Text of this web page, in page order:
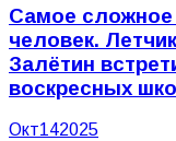
Самое сложное
человек.
Залётин
воскресных
Окт142025